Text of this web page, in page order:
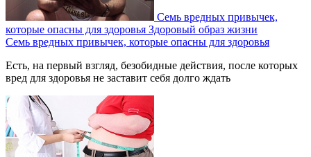
Семь вредных привычек,
которые опасны для здоровья Здоровый образ жизни
Семь вредных привычек, которые опасны для здоровья
Есть, на первый взгляд, безобидные действия, после которых
вред для здоровья не заставит себя долго ждать